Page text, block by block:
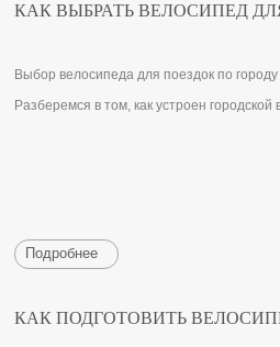
КАК ВЫБРАТЬ ВЕЛОСИПЕД
Выбор велосипеда для поездок по
Разберемся в том, как устроен
Подробнее
КАК ПОДГОТОВИТЬ